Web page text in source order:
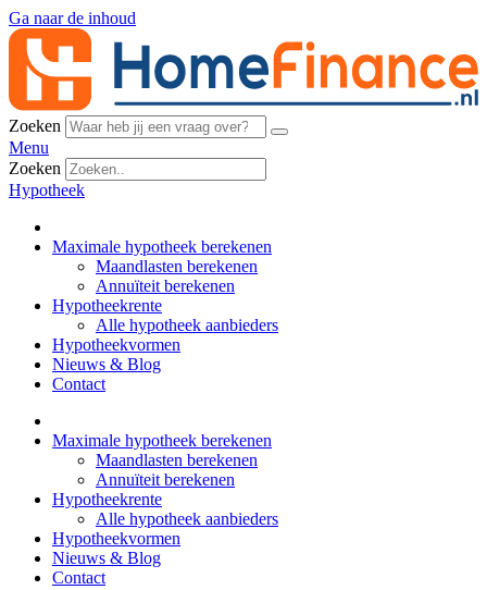
Ga naar de inhoud
Zoeken
Menu
Zoeken
Hypotheek
Maximale hypotheek berekenen
Maandlasten berekenen
Annuïteit berekenen
Hypotheekrente
Alle hypotheek aanbieders
Hypotheekvormen
Nieuws & Blog
Contact
Maximale hypotheek berekenen
Maandlasten berekenen
Annuïteit berekenen
Hypotheekrente
Alle hypotheek aanbieders
Hypotheekvormen
Nieuws & Blog
Contact